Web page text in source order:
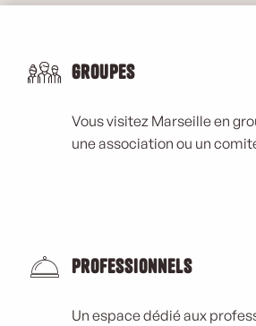
Groupes
Vous visitez Marseille en
une association ou un
Professionnels
Un espace dédié aux